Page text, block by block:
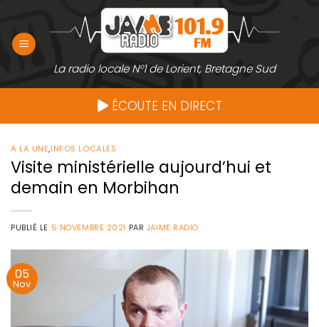
contenu
La radio locale N°1 de Lorient, Bretagne Sud
ÉCOUTE EN DIRECT
A LA UNE,INFOS LOCALES
Visite ministérielle aujourd’hui et
demain en Morbihan
PUBLIÉ LE 5 NOVEMBRE 2021 PAR JAIME RADIO
05
Nov